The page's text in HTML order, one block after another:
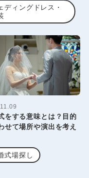
ディングドレス・
をする意味とは？目的
せて場所や演出を考え
式場探し